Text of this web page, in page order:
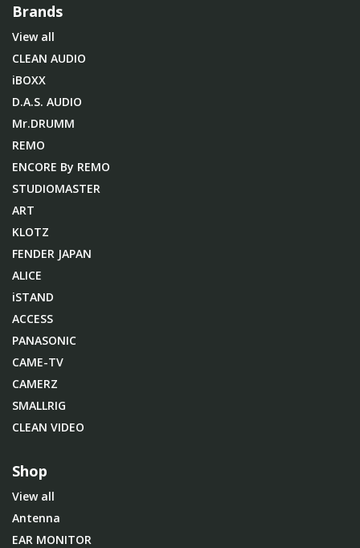
Brands
View all
CLEAN AUDIO
iBOXX
D.A.S. AUDIO
Mr.DRUMM
REMO
ENCORE By REMO
STUDIOMASTER
ART
KLOTZ
FENDER JAPAN
ALICE
iSTAND
ACCESS
PANASONIC
CAME-TV
CAMERZ
SMALLRIG
CLEAN VIDEO
Shop
View all
Antenna
EAR MONITOR